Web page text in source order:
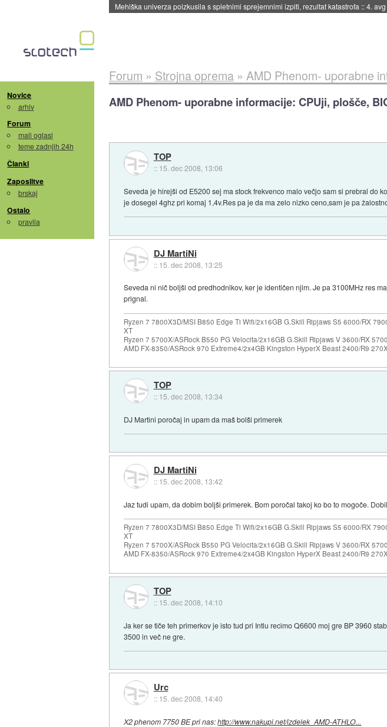
Evropska vesoljska agencija razvija svojo raketo za večkratno uporabo::4. avg 2026
Novice
arhiv
Forum
mali oglasi
teme zadnjih 24h
Članki
Zaposlitve
brskaj
Ostalo
pravila
Forum » Strojna oprema» AMD Phenom- uporabne
AMD Phenom- uporabne informacije: CPUji, plošče,
TOP
:: 15. dec 2008, 13:06
Seveda je hirejši od E5200 sej ma stock frekvenco malo večjo sam si prebral do
je dosegel 4ghz pri komaj 1,4v.Res pa je da ma zelo nizko ceno,sam je pa
DJ MartiNi
:: 15. dec 2008, 13:25
Seveda ni nič boljši od predhodnikov, ker je identičen njim. Je pa 3100MHz res
prignal.
Ryzen 7 7800X3D/MSI B850 Edge Ti Wifi/2x16GB G.Skill Ripjaws S5 6000/RX
XT
Ryzen 7 5700X/ASRock B550 PG Velocita/2x16GB G.Skill Ripjaws V 3600/RX
AMD FX-8350/ASRock 970 Extreme4/2x4GB Kingston HyperX Beast 2400/R9 270X
TOP
:: 15. dec 2008, 13:34
DJ Martini poročaj in upam da maš bolši primerek
DJ MartiNi
:: 15. dec 2008, 13:42
Jaz tudi upam, da dobim boljši primerek. Bom poročal takoj ko bo to mogoče.
Ryzen 7 7800X3D/MSI B850 Edge Ti Wifi/2x16GB G.Skill Ripjaws S5 6000/RX
XT
Ryzen 7 5700X/ASRock B550 PG Velocita/2x16GB G.Skill Ripjaws V 3600/RX
AMD FX-8350/ASRock 970 Extreme4/2x4GB Kingston HyperX Beast 2400/R9
TOP
:: 15. dec 2008, 14:10
Ja ker se tiče teh primerkov je isto tud pri Intlu recimo Q6600 moj gre BP 3960
3500 in več ne gre.
Urc
:: 15. dec 2008, 14:40
X2 phenom 7750 BE pri nas:http://www.nakupi.net/izdelek_AMD-ATHLO...